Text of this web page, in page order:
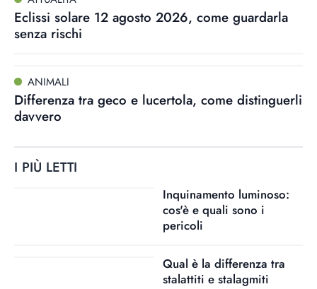
Eclissi solare 12 agosto 2026, come guardarla
senza rischi
ANIMALI
Differenza tra geco e lucertola, come distinguerli
davvero
I PIÙ LETTI
Inquinamento luminoso:
cos'è e quali sono i
pericoli
Qual è la differenza tra
stalattiti e stalagmiti